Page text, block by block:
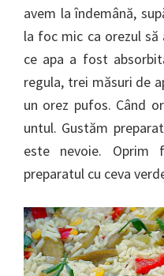
avem la îndemână,
la foc mic ca orezul să
ce apa a fost
regula, trei măsuri de
un orez pufos. Când
untul. Gustăm
este nevoie. Oprim
preparatul cu ceva